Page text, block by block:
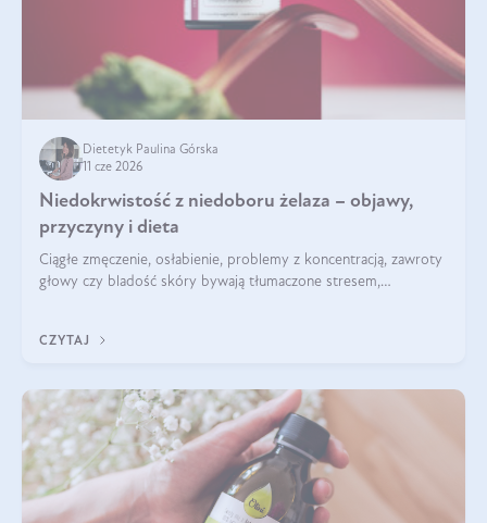
Dietetyk Paulina Górska
11 cze 2026
Niedokrwistość z niedoboru żelaza – objawy,
przyczyny i dieta
Ciągłe zmęczenie, osłabienie, problemy z koncentracją, zawroty
głowy czy bladość skóry bywają tłumaczone stresem,
CZYTAJ